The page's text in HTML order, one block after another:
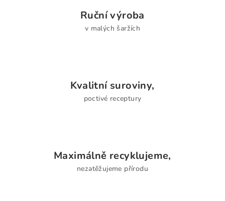
Ruční výroba
v malých šaržích
Kvalitní suroviny,
poctivé receptury
Maximálně recyklujeme,
nezatěžujeme přírodu